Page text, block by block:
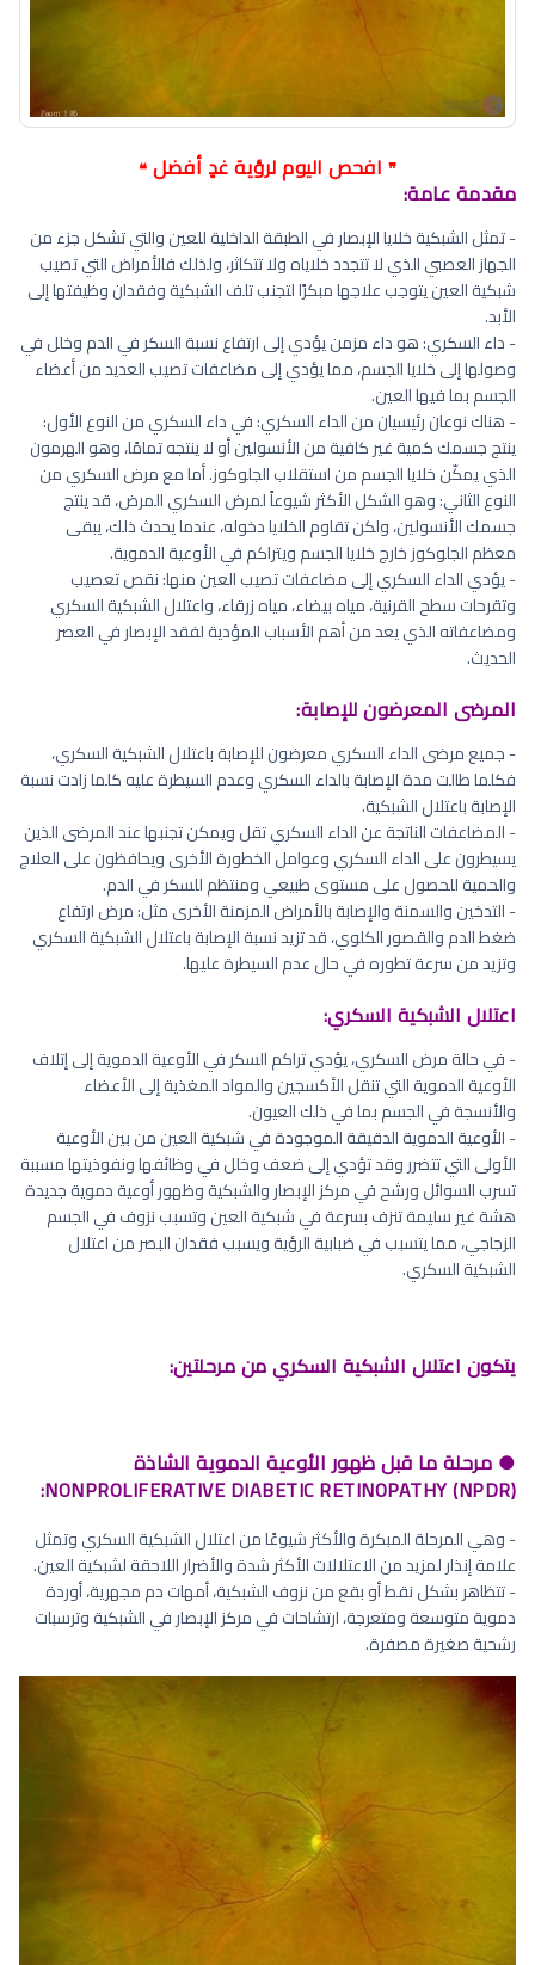
❞ افحص اليوم لرؤية غدٍ أفضل ❝
مقدمة عامة:
- تمثل الشبكية خلايا الإبصار في الطبقة الداخلية للعين والتي تشكل جزء من
الجهاز العصبي الذي لا تتجدد خلاياه ولا تتكاثر، ولذلك فالأمراض التي تصيب
شبكية العين يتوجب علاجها مبكرًا لتجنب تلف الشبكية وفقدان وظيفتها إلى
الأبد.
- داء السكري: هو داء مزمن يؤدي إلى ارتفاع نسبة السكر في الدم وخلل في
وصولها إلى خلايا الجسم، مما يؤدي إلى مضاعفات تصيب العديد من أعضاء
الجسم بما فيها العين.
- هناك نوعان رئيسيان من الداء السكري: في داء السكري من النوع الأول:
ينتج جسمك كمية غير كافية من الأنسولين أو لا ينتجه تمامًا، وهو الهرمون
الذي يمكّن خلايا الجسم من استقلاب الجلوكوز. أما مع مرض السكري من
النوع الثاني: وهو الشكل الأكثر شيوعاً لمرض السكري المرض، قد ينتج
جسمك الأنسولين، ولكن تقاوم الخلايا دخوله، عندما يحدث ذلك، يبقى
معظم الجلوكوز خارج خلايا الجسم ويتراكم في الأوعية الدموية.
- يؤدي الداء السكري إلى مضاعفات تصيب العين منها: نقص تعصيب
وتقرحات سطح القرنية، مياه بيضاء، مياه زرقاء، واعتلال الشبكية السكري
ومضاعفاته الذي يعد من أهم الأسباب المؤدية لفقد الإبصار في العصر
الحديث.
المرضى المعرضون للإصابة:
- جميع مرضى الداء السكري معرضون للإصابة باعتلال الشبكية السكري،
فكلما طالت مدة الإصابة بالداء السكري وعدم السيطرة عليه كلما زادت نسبة
الإصابة باعتلال الشبكية.
- المضاعفات الناتجة عن الداء السكري تقل ويمكن تجنبها عند المرضى الذين
يسيطرون على الداء السكري وعوامل الخطورة الأخرى ويحافظون على العلاج
والحمية للحصول على مستوى طبيعي ومنتظم للسكر في الدم.
- التدخين والسمنة والإصابة بالأمراض المزمنة الأخرى مثل: مرض ارتفاع
ضغط الدم والقصور الكلوي، قد تزيد نسبة الإصابة باعتلال الشبكية السكري
وتزيد من سرعة تطوره في حال عدم السيطرة عليها.
اعتلال الشبكية السكري:
- في حالة مرض السكري، يؤدي تراكم السكر في الأوعية الدموية إلى إتلاف
الأوعية الدموية التي تنقل الأكسجين والمواد المغذية إلى الأعضاء
والأنسجة في الجسم بما في ذلك العيون.
- الأوعية الدموية الدقيقة الموجودة في شبكية العين من بين الأوعية
الأولى التي تتضرر وقد تؤدي إلى ضعف وخلل في وظائفها ونفوذيتها مسببة
تسرب السوائل ورشح في مركز الإبصار والشبكية وظهور أوعية دموية جديدة
هشة غير سليمة تنزف بسرعة في شبكية العين وتسبب نزوف في الجسم
الزجاجي، مما يتسبب في ضبابية الرؤية ويسبب فقدان البصر من اعتلال
الشبكية السكري.
يتكون اعتلال الشبكية السكري من مرحلتين:
● مرحلة ما قبل ظهور الأوعية الدموية الشاذة
NONPROLIFERATIVE DIABETIC RETINOPATHY (NPDR):
- وهي المرحلة المبكرة والأكثر شيوعًا من اعتلال الشبكية السكري وتمثل
علامة إنذار لمزيد من الاعتلالات الأكثر شدة والأضرار اللاحقة لشبكية العين.
- تتظاهر بشكل نقط أو بقع من نزوف الشبكية، أمهات دم مجهرية، أوردة
دموية متوسعة ومتعرجة، ارتشاحات في مركز الإبصار في الشبكية وترسبات
رشحية صغيرة مصفرة.